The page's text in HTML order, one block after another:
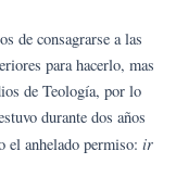
de consagrarse a las
para hacerlo, mas
de Teología, por lo
durante dos años
el anhelado permiso: ir